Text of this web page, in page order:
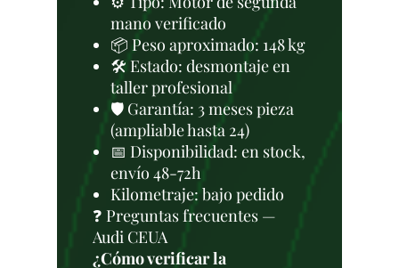
mano verificado
📦 Peso aproximado: 148 kg
🛠 Estado: desmontaje en
taller profesional
🛡️ Garantía: 3 meses pieza
(ampliable hasta 24)
📅 Disponibilidad: en stock,
envío 48-72h
Kilometraje: bajo pedido
❓ Preguntas frecuentes —
Audi CEUA
¿Cómo verificar la